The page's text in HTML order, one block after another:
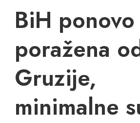
BiH ponovo
poražena
Gruzije,
minimalne